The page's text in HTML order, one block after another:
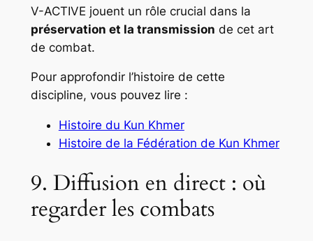
V-ACTIVE jouent un rôle crucial dans la
préservation et la transmission de cet art
de combat.
Pour approfondir l’histoire de cette
discipline, vous pouvez lire :
Histoire du Kun Khmer
Histoire de la Fédération de Kun Khmer
9. Diffusion en direct : où
regarder les combats